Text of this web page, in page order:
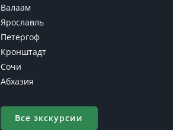
Валаам
Ярославль
Петергоф
Кронштадт
Сочи
Абхазия
Все экскурсии